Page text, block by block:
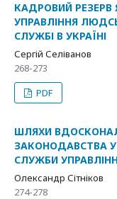
КАДРОВИЙ РЕЗЕРВ
УПРАВЛІННЯ
СЛУЖБІ В УКРАЇНІ
Сергій Селіванов
268-273
PDF
ШЛЯХИ
ЗАКОНОДАВСТВА У
СЛУЖБИ
Олександр Сітніков
274-278